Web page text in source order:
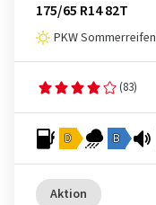
175/65 R14 82T
PKW Sommerreifen
(83)
D B
Aktion